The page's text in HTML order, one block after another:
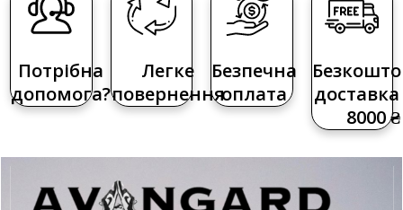
Потрібна
допомога?
Легке
повернення
Безпечна
оплата
доставка
8000 ₴